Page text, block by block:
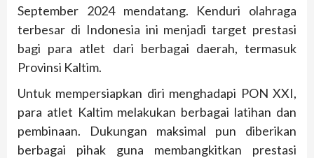
September 2024 mendatang. Kenduri olahraga
terbesar di Indonesia ini menjadi target prestasi
bagi para atlet dari berbagai daerah, termasuk
Provinsi Kaltim.
Untuk mempersiapkan diri menghadapi PON XXI,
para atlet Kaltim melakukan berbagai latihan dan
pembinaan. Dukungan maksimal pun diberikan
berbagai pihak guna membangkitkan prestasi